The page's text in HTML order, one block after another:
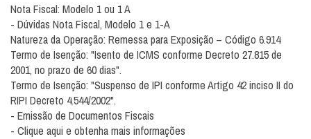
Nota Fiscal: Modelo 1 ou 1 A
- Dúvidas Nota Fiscal, Modelo 1 e 1-A
Natureza da Operação: Remessa para Exposição – Código 6.914
Termo de Isenção: "Isento de ICMS conforme Decreto 27.815 de
2001, no prazo de 60 dias".
Termo de Isenção: "Suspenso de IPI conforme Artigo 42 inciso II do
RIPI Decreto 4.544/2002".
- Emissão de Documentos Fiscais
- Clique aqui e obtenha mais informações